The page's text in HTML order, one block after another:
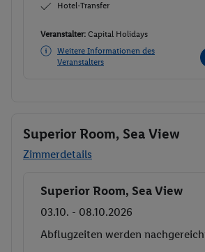
Hotel-Transfer
Veranstalter: Capital Holidays
Weitere Informationen des
Veranstalters
Superior Room, Sea View
Zimmerdetails
Buchen
Superior Room, Sea View
03.10. - 08.10.2026
Ab/ bis Nürnberg (DE) Flugdetails